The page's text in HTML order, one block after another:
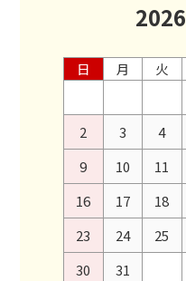
2026
日 月 火
2
3 4
9
10 11
16
17 18
23
24 25
30
31